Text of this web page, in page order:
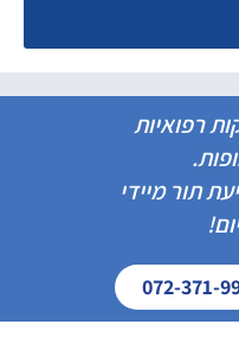
רפואיות
תור מיידי